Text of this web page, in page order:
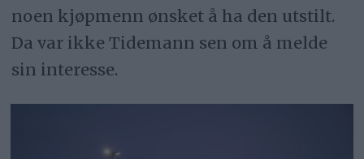
noen kjøpmenn ønsket å ha den utstilt.
Da var ikke Tidemann sen om å melde
sin interesse.